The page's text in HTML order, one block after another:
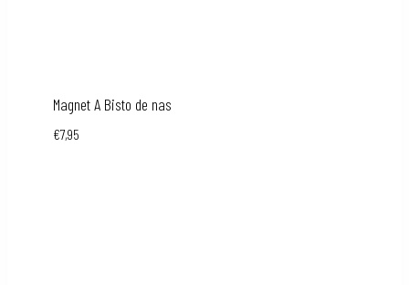
Magnet A Bisto de nas
€7,95